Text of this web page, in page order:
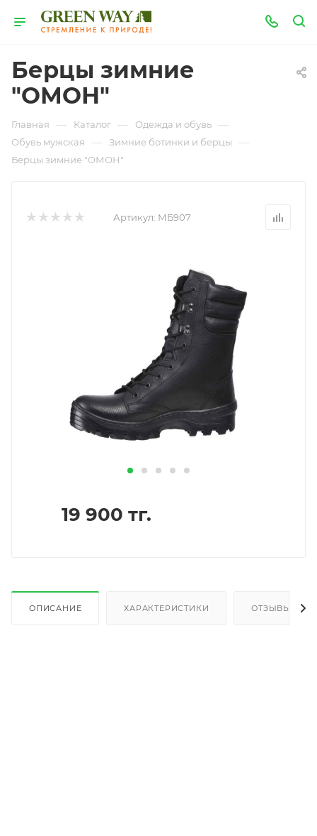
Берцы зимние
"ОМОН"
Главная — Каталог — Одежда и обувь —
Обувь мужская — Зимние ботинки и берцы —
Берцы зимние "ОМОН"
Артикул: МБ907
19 900 тг.
ОПИСАНИЕ ХАРАКТЕРИСТИКИ ОТЗЫВЫ